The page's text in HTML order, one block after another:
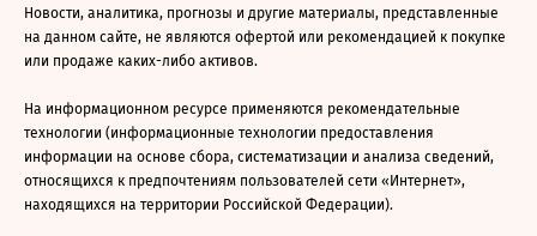
Новости, аналитика, прогнозы и другие материалы, представленные
на данном сайте, не являются офертой или рекомендацией к покупке
или продаже каких-либо активов.
На информационном ресурсе применяются рекомендательные
технологии (информационные технологии предоставления
информации на основе сбора, систематизации и анализа сведений,
относящихся к предпочтениям пользователей сети «Интернет»,
находящихся на территории Российской Федерации).